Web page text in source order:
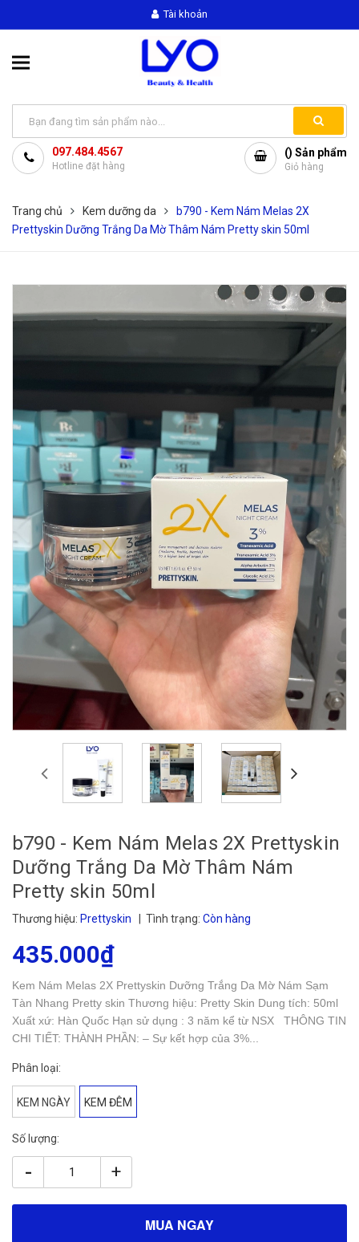
Tài khoản
097.484.4567
Hotline đặt hàng
() Sản phẩm
Giỏ hàng
Trang chủ Kem dưỡng da
b790 - Kem Nám Melas 2X
Prettyskin Dưỡng Trắng Da Mờ Thâm Nám Pretty skin 50ml
b790 - Kem Nám Melas 2X Prettyskin
Dưỡng Trắng Da Mờ Thâm Nám
Pretty skin 50ml
Thương hiệu: Prettyskin | Tình trạng: Còn hàng
435.000₫
Kem Nám Melas 2X Prettyskin Dưỡng Trắng Da Mờ Nám Sạm
Tàn Nhang Pretty skin Thương hiệu: Pretty Skin Dung tích: 50ml
Xuất xứ: Hàn Quốc Hạn sử dụng : 3 năm kể từ NSX THÔNG TIN
CHI TIẾT: THÀNH PHẦN: – Sự kết hợp của 3%...
Phân loại:
KEM NGÀY KEM ĐÊM
Số lượng:
- +
MUA NGAY